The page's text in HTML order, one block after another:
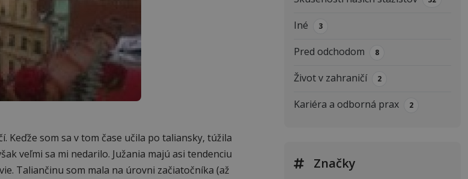
Keďže som sa v tom čase učila po taliansky, túžila
veľmi sa mi nedarilo. Južania majú asi tendenciu
Taliančinu som mala na úrovni začiatočníka (až
Iné 3
Pred odchodom 8
Život v zahraničí 2
Kariéra a odborná prax 2
Značky